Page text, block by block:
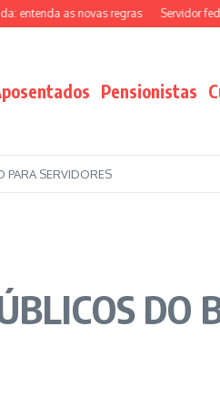
as novas regras Servidor federal
Pensionistas
PARA SERVIDORES
DO